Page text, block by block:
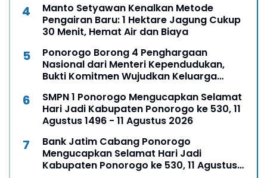
Manto Setyawan Kenalkan Metode
Pengairan Baru: 1 Hektare Jagung Cukup
30 Menit, Hemat Air dan Biaya
Ponorogo Borong 4 Penghargaan
Nasional dari Menteri Kependudukan,
Bukti Komitmen Wujudkan Keluarga
SMPN 1 Ponorogo Mengucapkan Selamat
Hari Jadi Kabupaten Ponorogo ke 530, 11
Agustus 1496 - 11 Agustus 2026
Bank Jatim Cabang Ponorogo
Mengucapkan Selamat Hari Jadi
Kabupaten Ponorogo ke 530, 11 Agustus